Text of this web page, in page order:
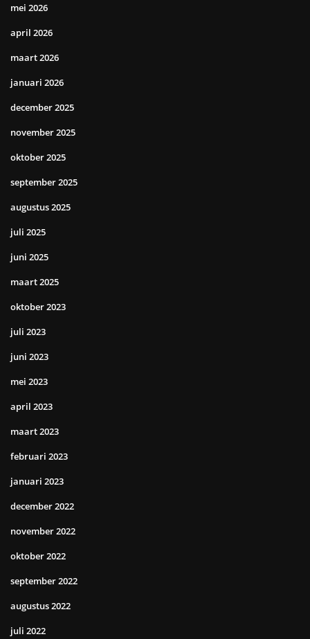
mei 2026
april 2026
maart 2026
januari 2026
december 2025
november 2025
oktober 2025
september 2025
augustus 2025
juli 2025
juni 2025
maart 2025
oktober 2023
juli 2023
juni 2023
mei 2023
april 2023
maart 2023
februari 2023
januari 2023
december 2022
november 2022
oktober 2022
september 2022
augustus 2022
juli 2022